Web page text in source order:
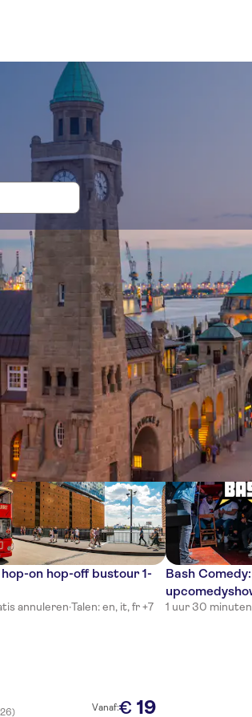
tickets voor St. Pauli
Excursies & Dagtrips
on hop-off bustour 1-
annuleren·Talen: en, it, fr +7
Vanaf:€ 19
Bash
Hamburg
1 uur 30 minuten